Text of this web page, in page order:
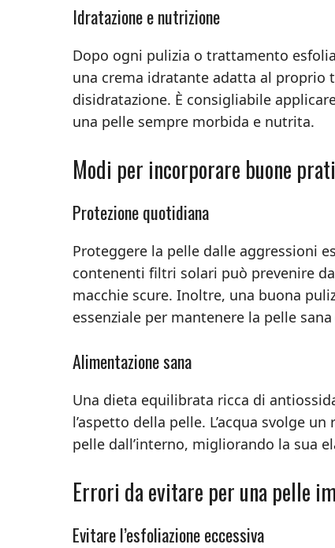
Idratazione e nutrizione
Dopo ogni pulizia o trattamento
una crema idratante adatta al proprio
disidratazione. È consigliabile
una pelle sempre morbida e nutrita.
Modi per incorporare buone
Protezione quotidiana
Proteggere la pelle dalle aggressioni
contenenti filtri solari può prevenire
macchie scure. Inoltre, una buona
essenziale per mantenere la pelle
Alimentazione sana
Una dieta equilibrata ricca di
l’aspetto della pelle. L’acqua svolge
pelle dall’interno, migliorando la sua
Errori da evitare per una pelle
Evitare l’esfoliazione eccessiva